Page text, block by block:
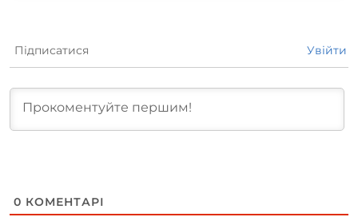
Підписатися Увійти
0 КОМЕНТАРІ